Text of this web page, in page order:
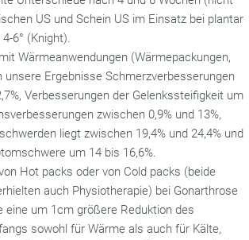
US und Schein US im Einsatz bei plantar
6° (Knight).
Wärmeanwendungen (Wärmepackungen,
unsere Ergebnisse Schmerzverbesserungen
Verbesserungen der Gelenkssteifigkeit um
zwischen 0,9% und 13%,
liegt zwischen 19,4% und 24,4% und
um 14 bis 16,6%.
Hot packs oder von Cold packs (beide
auch Physiotherapie) bei Gonarthrose
eine um 1cm größere Reduktion des
sowohl für Wärme als auch für Kälte,